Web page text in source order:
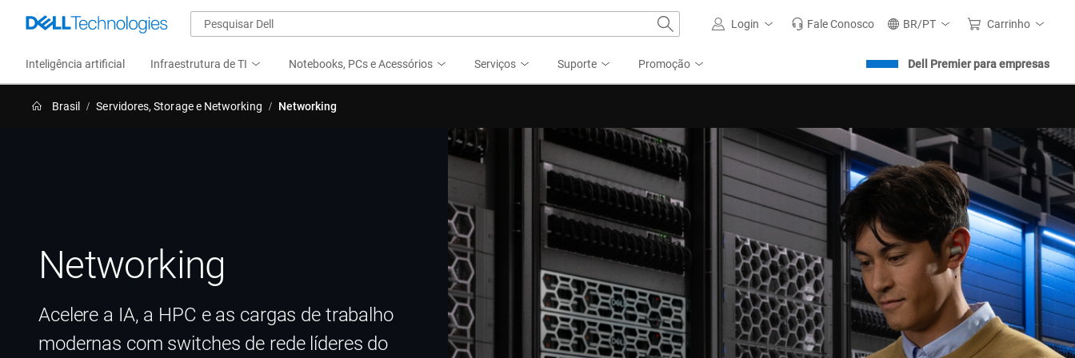
Login Fale Conosco BR/PT Carrinho
Inteligência artificial Infraestrutura de TI Notebooks, PCs e Acessórios Serviços Suporte Promoção Dell Premier para empresas
Brasil Servidores, Storage e Networking Networking
Networking
Acelere a IA, a HPC e as cargas de trabalho
modernas com switches de rede líderes do